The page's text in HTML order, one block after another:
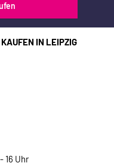
IN LEIPZIG
16 Uhr